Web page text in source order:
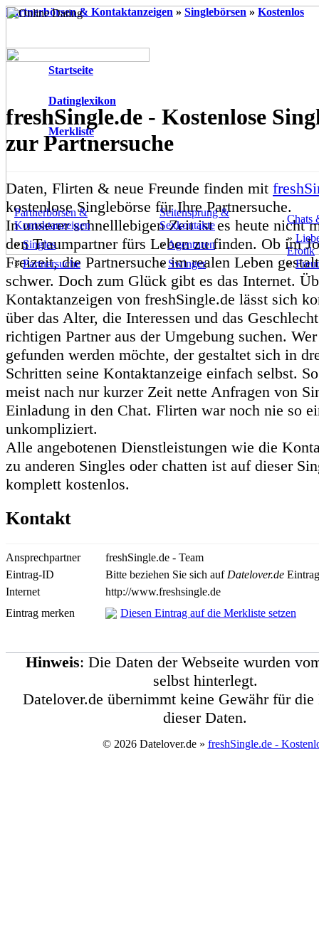
Startseite
Datinglexikon
Partnerbörsen &
Kontaktanzeigen
Seitensprung &
Sexkontakte
Chats
»Singles »Agenturen
»
Erotik
»Partnersuche » Swinger »
Partnerbörsen & Kontaktanzeigen » Singlebörsen » Kostenlos
freshSingle.de - Kostenlose
zur Partnersuche
Daten, Flirten & neue Freunde finden mit
kostenlose Singlebörse für Ihre Partnersuche.
In unserer schnelllebigen Zeit ist es heute nicht
den Traumpartner fürs Leben zu finden. Ob im
Freizeit, die Partnersuche im realen Leben
schwer. Doch zum Glück gibt es das Internet.
Kontaktanzeigen von freshSingle.de lässt sich
über das Alter, die Interessen und das
richtigen Partner aus der Umgebung suchen.
gefunden werden möchte, der gestaltet sich in
Schritten seine Kontaktanzeige einfach selbst.
meist nach nur kurzer Zeit nette Anfragen von
Einladung in den Chat. Flirten war noch nie so
unkompliziert.
Alle angebotenen Dienstleistungen wie die
zu anderen Singles oder chatten ist auf dieser
komplett kostenlos.
Kontakt
Ansprechpartner
freshSingle.de - Team
Eintrag-ID
Bitte beziehen Sie sich auf Datelover.de
Internet
http://www.freshsingle.de
Eintrag merken
Diesen Eintrag auf die Merkliste setzen
Hinweis: Die Daten der Webseite wurden
selbst hinterlegt.
Datelover.de übernimmt keine Gewähr für
dieser Daten.
© 2026 Datelover.de » freshSingle.de -
Merkliste